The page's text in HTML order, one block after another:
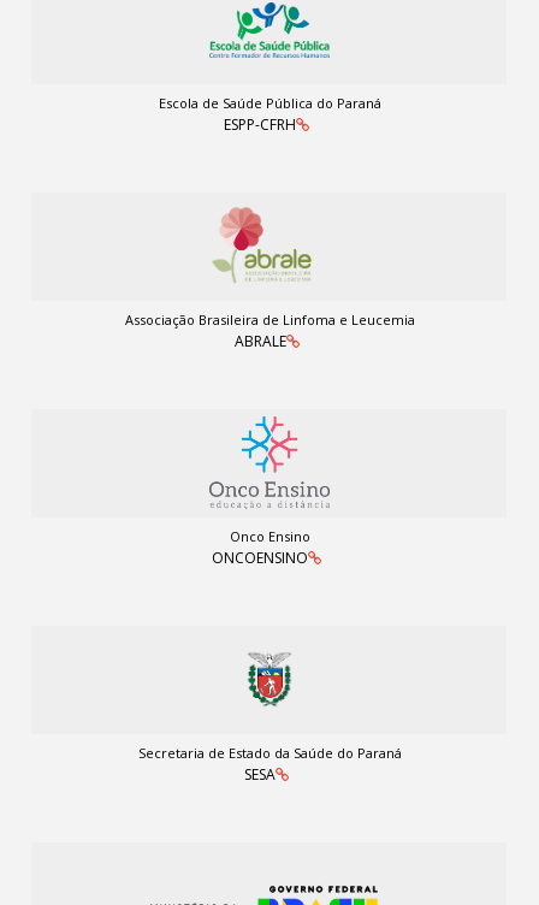
Escola de Saúde Pública do Paraná
ESPP-CFRH
Associação Brasileira de Linfoma e Leucemia
ABRALE
Onco Ensino
ONCOENSINO
Secretaria de Estado da Saúde do Paraná
SESA